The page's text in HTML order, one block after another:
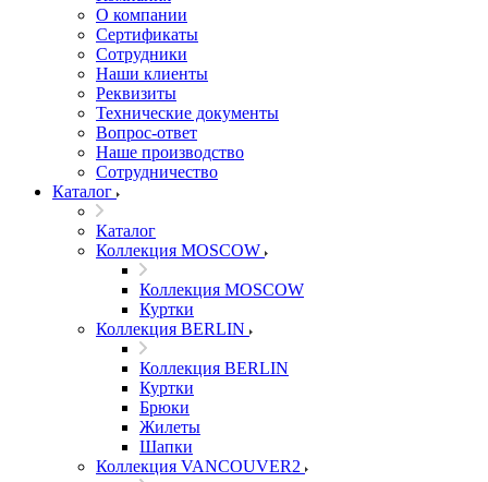
О компании
Сертификаты
Сотрудники
Наши клиенты
Реквизиты
Технические документы
Вопрос-ответ
Наше производство
Сотрудничество
Каталог
Каталог
Коллекция MOSCOW
Коллекция MOSCOW
Куртки
Коллекция BERLIN
Коллекция BERLIN
Куртки
Брюки
Жилеты
Шапки
Коллекция VANCOUVER2